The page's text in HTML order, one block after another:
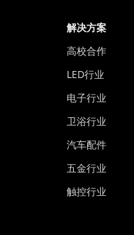
解决方案
高校合作
LED行业
电子行业
卫浴行业
汽车配件
五金行业
触控行业